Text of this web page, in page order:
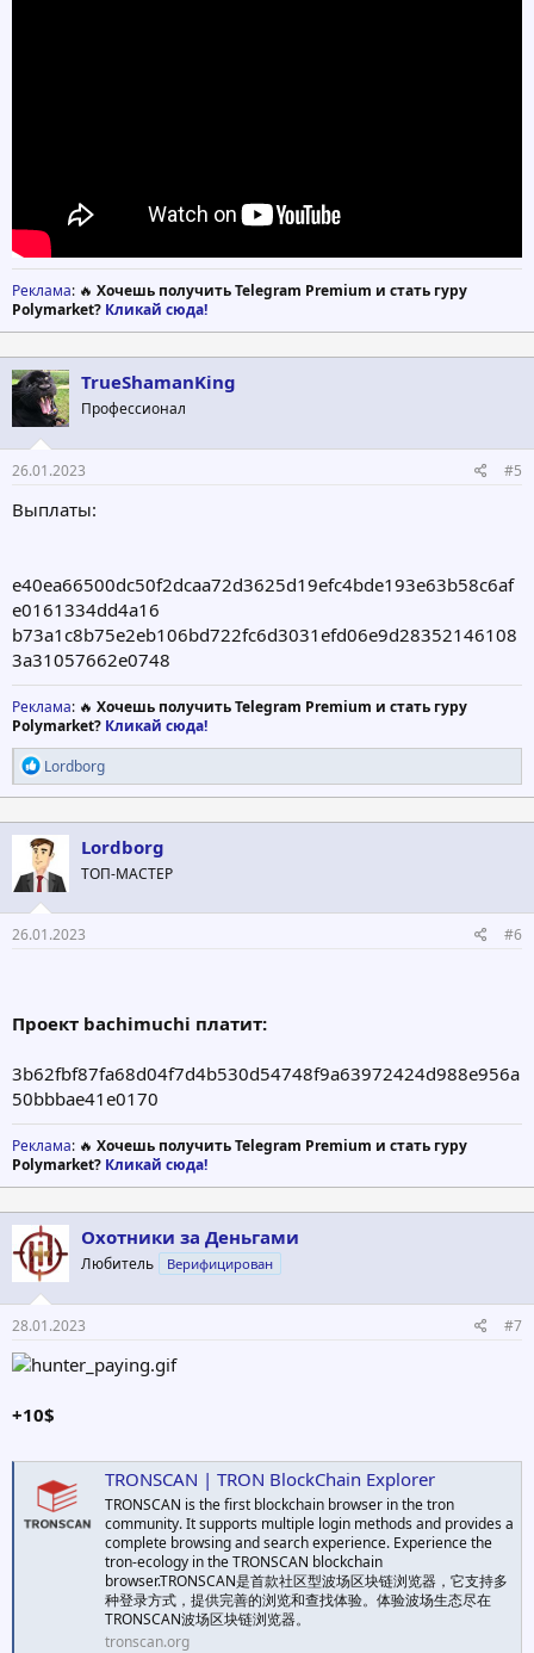
Реклама: 🔥 Хочешь получить Telegram Premium и стать гуру
Polymarket? Кликай сюда!
TrueShamanKing
Профессионал
26.01.2023 #5
Выплаты:
e40ea66500dc50f2dcaa72d3625d19efc4bde193e63b58c6af
e0161334dd4a16
b73a1c8b75e2eb106bd722fc6d3031efd06e9d28352146108
3a31057662e0748
Реклама: 🔥 Хочешь получить Telegram Premium и стать гуру
Polymarket? Кликай сюда!
Р
е
а
к
ц
и
и
Lordborg
Lordborg
ТОП-МАСТЕР
26.01.2023 #6
Проект bachimuchi платит:
3b62fbf87fa68d04f7d4b530d54748f9a63972424d988e956a
50bbbae41e0170
Реклама: 🔥 Хочешь получить Telegram Premium и стать гуру
Polymarket? Кликай сюда!
Охотники за Деньгами
Любитель Верифицирован
28.01.2023 #7
+10$
TRONSCAN | TRON BlockChain Explorer
TRONSCAN is the first blockchain browser in the tron
community. It supports multiple login methods and provides a
complete browsing and search experience. Experience the
tron-ecology in the TRONSCAN blockchain
browser.TRONSCAN是首款社区型波场区块链浏览器，它支持多
种登录方式，提供完善的浏览和查找体验。体验波场生态尽在
TRONSCAN波场区块链浏览器。
tronscan.org